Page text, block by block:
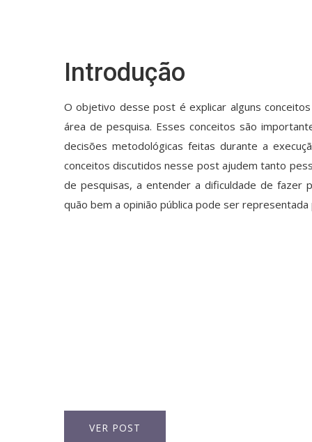
Introdução
O objetivo desse post é explicar alguns
área de pesquisa. Esses conceitos são
decisões metodológicas feitas durante a
conceitos discutidos nesse post ajudem tanto
de pesquisas, a entender a dificuldade de fazer
quão bem a opinião pública pode ser
VER POST